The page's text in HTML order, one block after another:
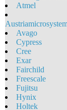
Atmel
Avago
Cypress
Cree
Exar
Fairchild
Freescale
Fujitsu
Hynix
Holtek